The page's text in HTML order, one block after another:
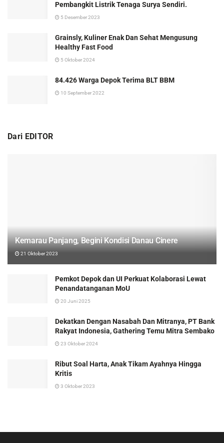
Pembangkit Listrik Tenaga Surya Sendiri.
5 Desember 2023
Grainsly, Kuliner Enak Dan Sehat Mengusung
Healthy Fast Food
5 Oktober 2024
84.426 Warga Depok Terima BLT BBM
10 September 2022
Dari EDITOR
Kemarau Panjang, Begini Kondisi Danau Cinere
21 Oktober 2023
Pemkot Depok dan UI Perkuat Kolaborasi Lewat
Penandatanganan MoU
20 Juni 2025
Dekatkan Dengan Nasabah Dan Mitranya, PT Bank
Rakyat Indonesia, Gathering Temu Mitra Sembako
23 Oktober 2024
Ribut Soal Harta, Anak Tikam Ayahnya Hingga
Kritis
3 Oktober 2023